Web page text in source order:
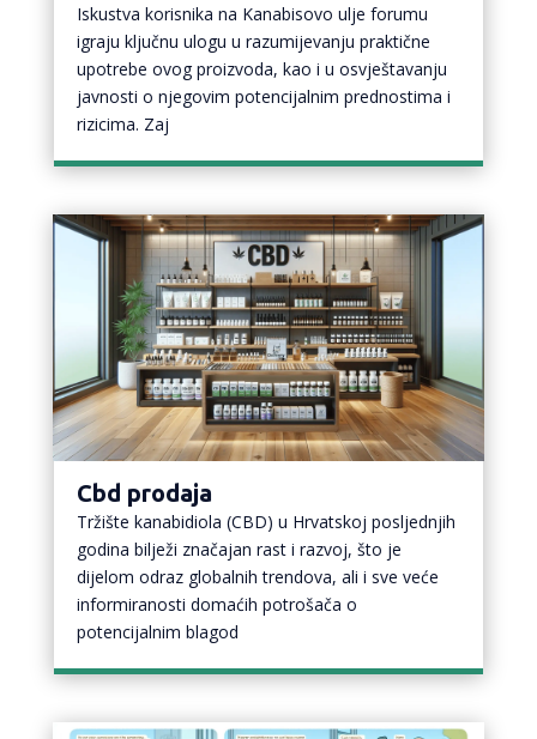
Iskustva korisnika na Kanabisovo ulje forumu
igraju ključnu ulogu u razumijevanju praktične
upotrebe ovog proizvoda, kao i u osvještavanju
javnosti o njegovim potencijalnim prednostima i
rizicima. Zaj
Cbd prodaja
Tržište kanabidiola (CBD) u Hrvatskoj posljednjih
godina bilježi značajan rast i razvoj, što je
dijelom odraz globalnih trendova, ali i sve veće
informiranosti domaćih potrošača o
potencijalnim blagod